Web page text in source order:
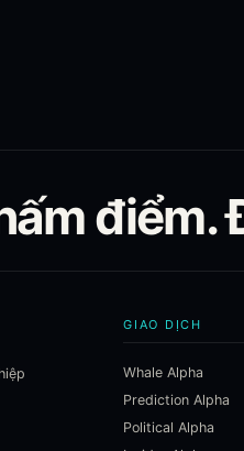
điểm.
GIAO DỊCH
Whale Alpha
Prediction Alpha
Political Alpha